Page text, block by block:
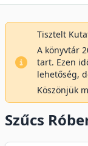
Tisztelt
A könyvtár
tart. Ezen
lehetőség,
Köszönjük
Szűcs